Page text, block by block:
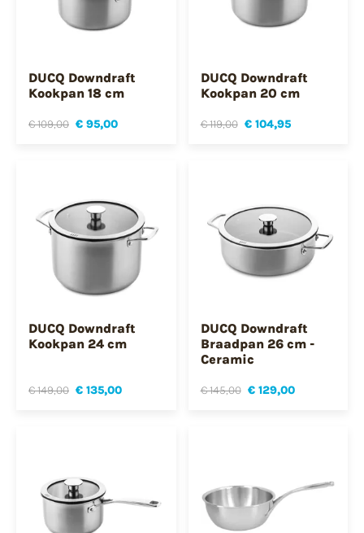
DUCQ Downdraft
Kookpan 18 cm
€ 109,00 € 95,00
DUCQ Downdraft
Kookpan 20 cm
€ 119,00 € 104,95
DUCQ Downdraft
Kookpan 24 cm
€ 149,00 € 135,00
DUCQ Downdraft
Braadpan 26 cm -
Ceramic
€ 145,00 € 129,00